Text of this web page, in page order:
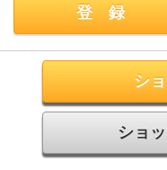
シ
ショ